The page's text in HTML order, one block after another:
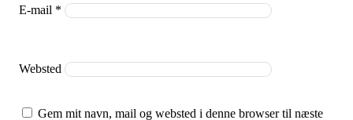
E-mail *
Websted
Gem mit navn, mail og websted i denne browser til næste